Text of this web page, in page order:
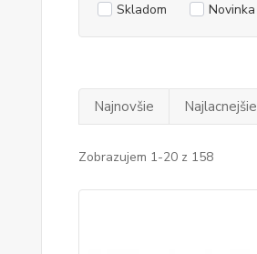
Skladom Novinka
Najnovšie Najlacnejšie
Zobrazujem 1-20 z 158